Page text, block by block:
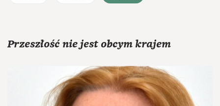
Przeszłość nie jest obcym krajem